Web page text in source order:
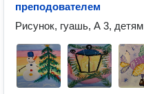
преподователем
Рисунок, гуашь, А 3, детям